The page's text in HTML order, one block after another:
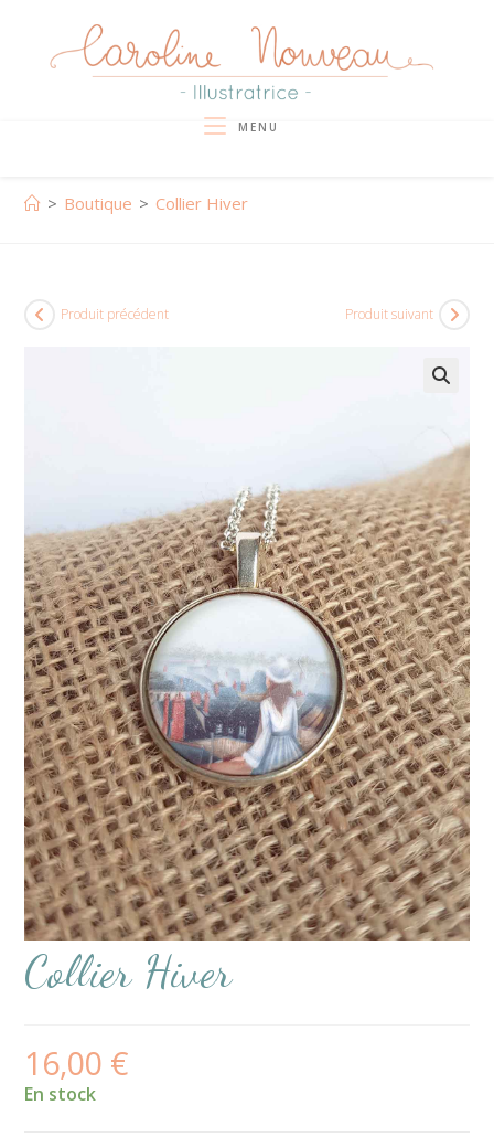
content
MENU
> Boutique > Collier Hiver
Produit précédent Produit suivant
Collier Hiver
16,00 €
En stock